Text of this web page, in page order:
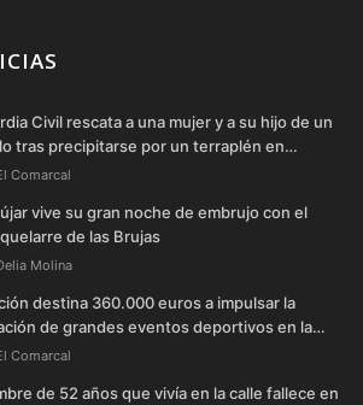
Civil rescata a una mujer y a su hijo de un
tras precipitarse por un terraplén en
Comarcal
vive su gran noche de embrujo con el
de las Brujas
Molina
destina 360.000 euros a impulsar la
de grandes eventos deportivos en la
durante 2026
Comarcal
de 52 años que vivía en la calle fallece en